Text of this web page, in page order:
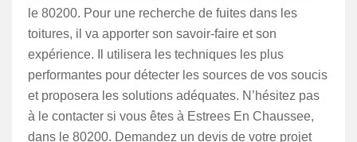
le 80200. Pour une recherche de fuites dans les
toitures, il va apporter son savoir-faire et son
expérience. Il utilisera les techniques les plus
performantes pour détecter les sources de vos soucis
et proposera les solutions adéquates. N’hésitez pas
à le contacter si vous êtes à Estrees En Chaussee,
dans le 80200. Demandez un devis de votre projet